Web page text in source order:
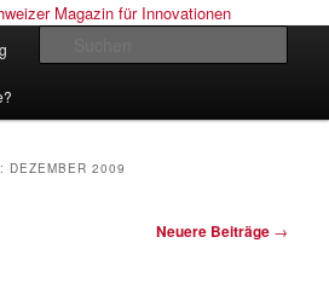
– Das Schweizer
DEZEMBER 2009
Neuere Beiträge →